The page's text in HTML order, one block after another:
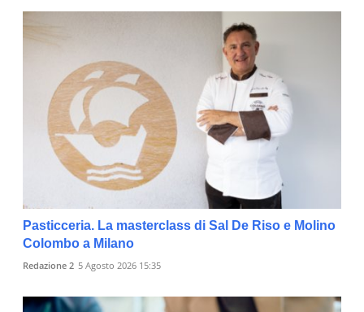
Pasticceria. La masterclass di Sal De Riso e Molino
Colombo a Milano
Redazione 2 5 Agosto 2026 15:35